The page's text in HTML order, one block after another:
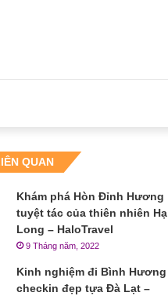
QUAN
Khám phá Hòn Đỉnh Hương
tuyệt tác của thiên nhiên Hạ
Long – HaloTravel
9 Tháng năm, 2022
Kinh nghiệm đi Bình Hương
checkin đẹp tựa Đà Lạt –